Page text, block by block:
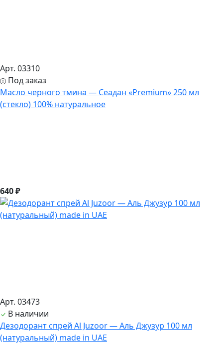
Арт. 03310
Под заказ
Масло черного тмина — Сеадан «Premium» 250 мл
(стекло) 100% натуральное
640 ₽
Арт. 03473
В наличии
Дезодорант спрей Al Juzoor — Аль Джузур 100 мл
(натуральный) made in UAE